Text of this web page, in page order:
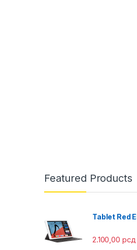
Featured Products
Tablet Red
2.100,00 рсд